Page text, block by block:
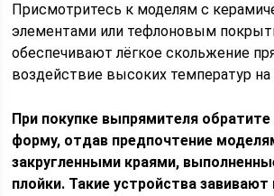
Присмотритесь к моделям с
элементами или тефлоновым
обеспечивают лёгкое скольжение
воздействие высоких температур
При покупке выпрямителя обратите
форму, отдав предпочтение
закругленными краями,
плойки. Такие устройства завивают